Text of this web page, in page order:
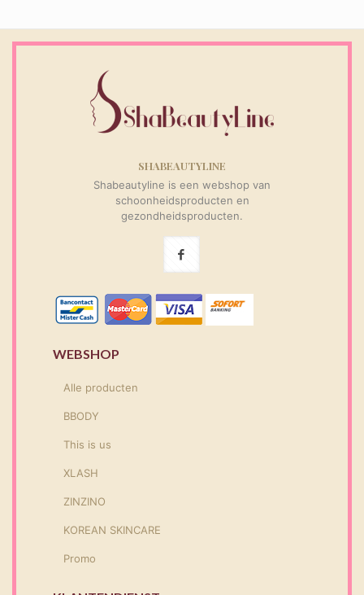
SHABEAUTYLINE
Shabeautyline is een webshop van
schoonheidsproducten en
gezondheidsproducten.
WEBSHOP
Alle producten
BBODY
This is us
XLASH
ZINZINO
KOREAN SKINCARE
Promo